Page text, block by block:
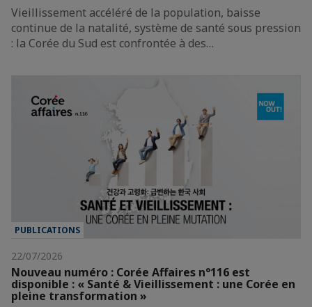
Vieillissement accéléré de la population, baisse
continue de la natalité, système de santé sous pression
: la Corée du Sud est confrontée à des…
PUBLICATIONS
22/07/2026
Nouveau numéro : Corée Affaires n°116 est
disponible : « Santé & Vieillissement : une Corée en
pleine transformation »